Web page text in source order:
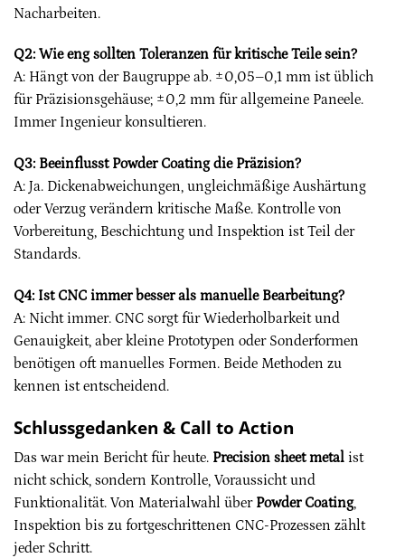
Nacharbeiten.
Q2: Wie eng sollten Toleranzen für kritische Teile sein?
A: Hängt von der Baugruppe ab. ±0,05–0,1 mm ist üblich
für Präzisionsgehäuse; ±0,2 mm für allgemeine Paneele.
Immer Ingenieur konsultieren.
Q3: Beeinflusst Powder Coating die Präzision?
A: Ja. Dickenabweichungen, ungleichmäßige Aushärtung
oder Verzug verändern kritische Maße. Kontrolle von
Vorbereitung, Beschichtung und Inspektion ist Teil der
Standards.
Q4: Ist CNC immer besser als manuelle Bearbeitung?
A: Nicht immer. CNC sorgt für Wiederholbarkeit und
Genauigkeit, aber kleine Prototypen oder Sonderformen
benötigen oft manuelles Formen. Beide Methoden zu
kennen ist entscheidend.
Schlussgedanken & Call to Action
Das war mein Bericht für heute. Precision sheet metal ist
nicht schick, sondern Kontrolle, Voraussicht und
Funktionalität. Von Materialwahl über Powder Coating,
Inspektion bis zu fortgeschrittenen CNC-Prozessen zählt
jeder Schritt.